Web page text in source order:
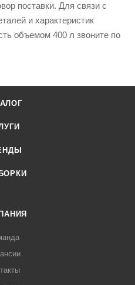
поставки. Для связи с
и характеристик
объемом 400 л звоните по